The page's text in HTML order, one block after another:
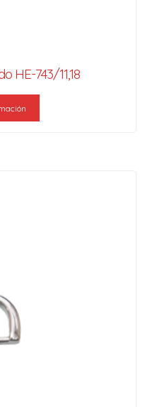
HE-743/11,18